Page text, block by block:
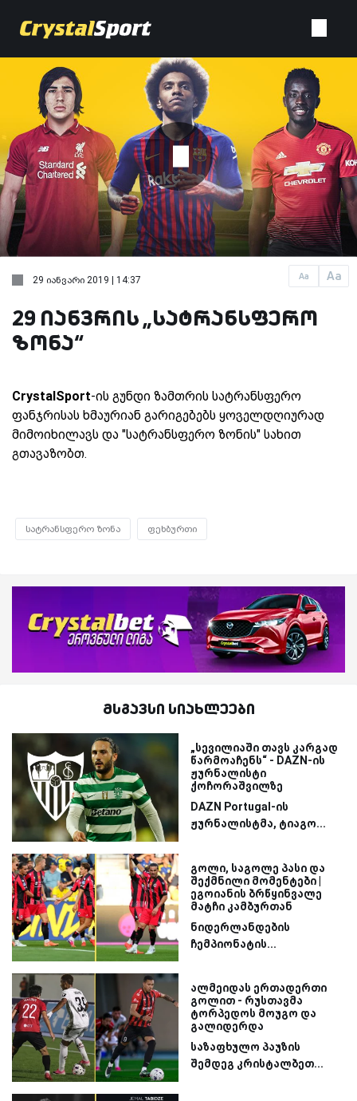
Aa Aa
29 იანვარი 2019 | 14:37
29 იანვრის „სატრანსფერო
ზონა“
CrystalSport-ის გუნდი ზამთრის სატრანსფერო
ფანჯრისას ხმაურიან გარიგებებს ყოველდღიურად
მიმოიხილავს და "სატრანსფერო ზონის" სახით
გთავაზობთ.
სატრანსფერო ზონა ფეხბურთი
მსგავსი სიახლეები
„სევილიაში თავს კარგად
წარმოაჩენს“ - DAZN-ის
ჟურნალისტი
ქოჩორაშვილზე
DAZN Portugal-ის
ჟურნალისტმა, ტიაგო...
გოლი, საგოლე პასი და
შექმნილი მომენტები |
ეგოიანის ბრწყინვალე
მატჩი კამბურთან
ნიდერლანდების
ჩემპიონატის...
ალმეიდას ერთადერთი
გოლით - რუსთავმა
ტორპედოს მოუგო და
გალიდერდა
საზაფხულო პაუზის
შემდეგ კრისტალბეთ...